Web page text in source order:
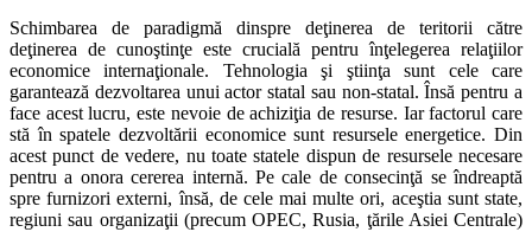
Schimbarea de paradigmă dinspre deţinerea de teritorii către
deţinerea de cunoştinţe este crucială pentru înţelegerea relaţiilor
economice internaţionale. Tehnologia şi ştiinţa sunt cele care
garantează dezvoltarea unui actor statal sau non-statal. Însă pentru a
face acest lucru, este nevoie de achiziţia de resurse. Iar factorul care
stă în spatele dezvoltării economice sunt resursele energetice. Din
acest punct de vedere, nu toate statele dispun de resursele necesare
pentru a onora cererea internă. Pe cale de consecinţă se îndreaptă
spre furnizori externi, însă, de cele mai multe ori, aceştia sunt state,
regiuni sau organizaţii (precum OPEC, Rusia, ţările Asiei Centrale)